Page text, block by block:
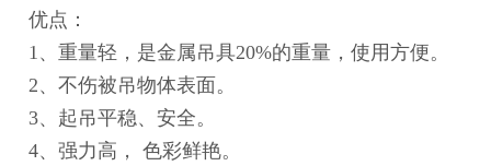
优点：
1、重量轻，是金属吊具20%的重量，使用方便。
2、不伤被吊物体表面。
3、起吊平稳、安全。
4、强力高， 色彩鲜艳。